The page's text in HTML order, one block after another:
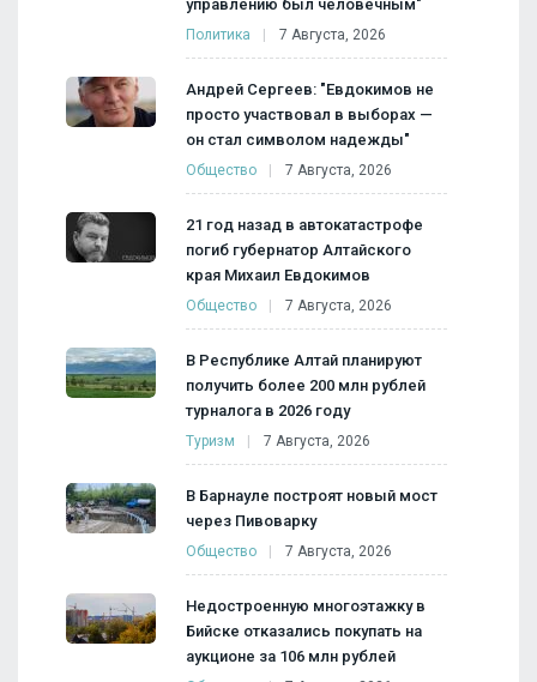
управлению был человечным"
Политика 7 Августа, 2026
Андрей Сергеев: "Евдокимов не
просто участвовал в выборах —
он стал символом надежды"
Общество 7 Августа, 2026
21 год назад в автокатастрофе
погиб губернатор Алтайского
края Михаил Евдокимов
Общество 7 Августа, 2026
В Республике Алтай планируют
получить более 200 млн рублей
турналога в 2026 году
Туризм 7 Августа, 2026
В Барнауле построят новый мост
через Пивоварку
Общество 7 Августа, 2026
Недостроенную многоэтажку в
Бийске отказались покупать на
аукционе за 106 млн рублей